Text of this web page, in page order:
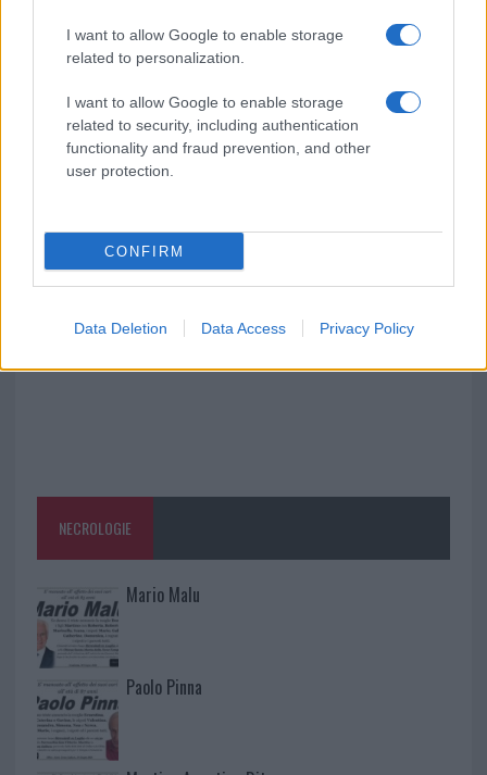
I want to allow Google to enable storage
related to personalization.
I want to allow Google to enable storage
related to security, including authentication
functionality and fraud prevention, and other
user protection.
CONFIRM
Data Deletion Data Access Privacy Policy
Ristorante distrutto dalle fiamme a La
Maddalena, incendio a Monti d’à rena
Le previsioni meteo per il weekend a Olbia e in
Gallura
vivo: un amico vip svela come fa
NECROLOGIE
Mario Malu
Paolo Pinna